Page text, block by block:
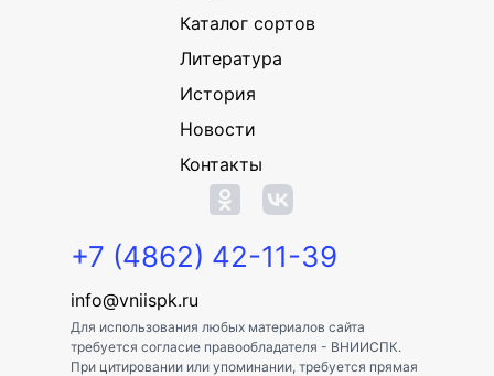
Каталог сортов
Литература
История
Новости
Контакты
+7 (4862) 42-11-39
info@vniispk.ru
Для использования любых материалов сайта
требуется согласие правообладателя - ВНИИСПК.
При цитировании или упоминании, требуется прямая